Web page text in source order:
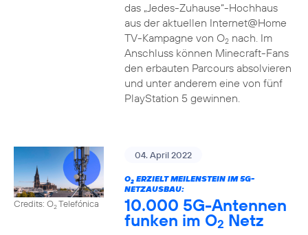
das „Jedes-Zuhause“-Hochhaus
aus der aktuellen Internet@Home
TV-Kampagne von O2nach. Im
Anschluss können Minecraft-Fans
den erbauten Parcours absolvieren
und unter anderem eine von fünf
PlayStation 5 gewinnen.
Credits: O2Telefónica
04. April 2022
O2ERZIELT MEILENSTEIN IM 5G-
NETZAUSBAU:
10.000 5G-Antennen
funken im O2 Netz